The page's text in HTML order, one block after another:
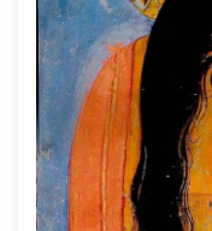
«Философия в
(2002)
(«Score»,
далее